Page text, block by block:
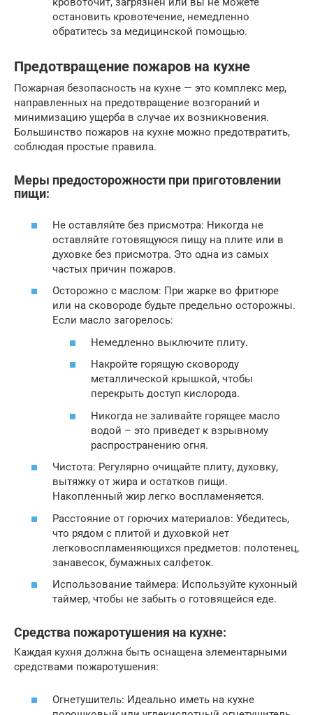
остановить кровотечение, немедленно
обратитесь за медицинской помощью.
Предотвращение пожаров на кухне
Пожарная безопасность на кухне — это комплекс мер,
направленных на предотвращение возгораний и
минимизацию ущерба в случае их возникновения.
Большинство пожаров на кухне можно предотвратить,
соблюдая простые правила.
Меры предосторожности при приготовлении
пищи:
Не оставляйте без присмотра: Никогда не
оставляйте готовящуюся пищу на плите или в
духовке без присмотра. Это одна из самых
частых причин пожаров.
Осторожно с маслом: При жарке во фритюре
или на сковороде будьте предельно осторожны.
Если масло загорелось:
Немедленно выключите плиту.
Накройте горящую сковороду
металлической крышкой, чтобы
перекрыть доступ кислорода.
Никогда не заливайте горящее масло
водой – это приведет к взрывному
распространению огня.
Чистота: Регулярно очищайте плиту, духовку,
вытяжку от жира и остатков пищи.
Накопленный жир легко воспламеняется.
Расстояние от горючих материалов: Убедитесь,
что рядом с плитой и духовкой нет
легковоспламеняющихся предметов: полотенец,
занавесок, бумажных салфеток.
Использование таймера: Используйте кухонный
таймер, чтобы не забыть о готовящейся еде.
Средства пожаротушения на кухне:
Каждая кухня должна быть оснащена элементарными
средствами пожаротушения:
Огнетушитель: Идеально иметь на кухне